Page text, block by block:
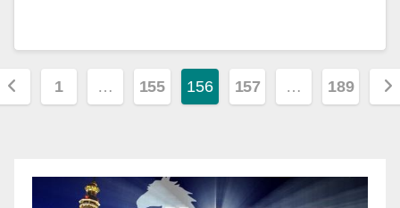
1 … 155 156 157 … 189